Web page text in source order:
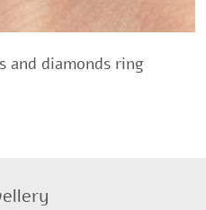
and diamonds ring